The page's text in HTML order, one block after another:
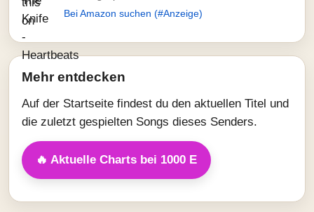
Bei Amazon suchen (#Anzeige)
Mehr entdecken
Auf der Startseite findest du den aktuellen Titel und
die zuletzt gespielten Songs dieses Senders.
🔥 Aktuelle Charts bei 1000 E